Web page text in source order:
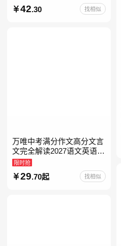
纵虎嗅花 催泪之作！）
42.30 找相似
万唯中考满分作文高分文言
文完全解读2027语文英语初
中作文万维中考现代文古诗
文阅读名著阅读考点精练古
诗文60篇文言文实词
限时抢
29.70起 找相似